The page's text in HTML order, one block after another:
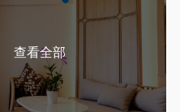
查看全部